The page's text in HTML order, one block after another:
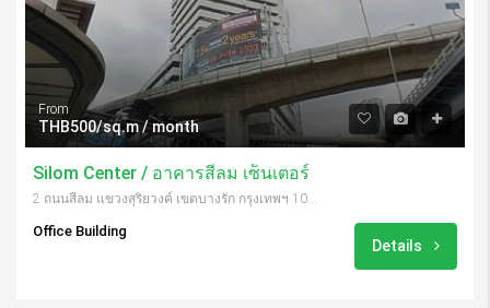
From
THB500/sq.m / month
Silom Center / อาคารสีลม เซ็นเตอร์
2 ถนนสีลม แขวงสุริยวงค์ เขตบางรัก กรุงเทพฯ 10500
Office Building
Details